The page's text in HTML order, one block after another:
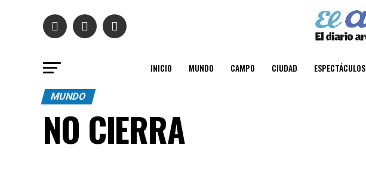
INICIO MUNDO CAMPO CIUDAD ESPECTÁCULOS
MUNDO
NO CIERRA